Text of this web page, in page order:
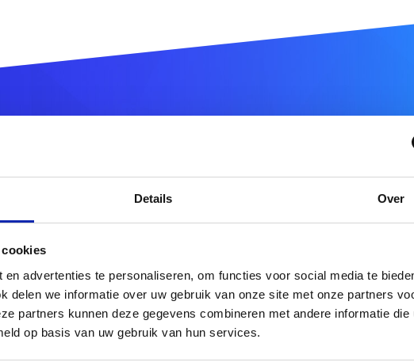
Details Over
advertenties te personaliseren, om functies voor social media te
delen we informatie over uw gebruik van onze site met onze partners
partners kunnen deze gegevens combineren met andere informatie die
op basis van uw gebruik van hun services.
uw.hrdomeinnaam
DOMEIN
domeinnaamextensies? Ontdek hier ons volledige aanbod